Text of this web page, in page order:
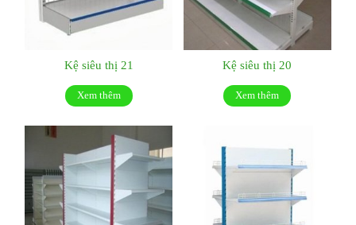
Kệ siêu thị 21
Xem thêm
Kệ siêu thị 20
Xem thêm